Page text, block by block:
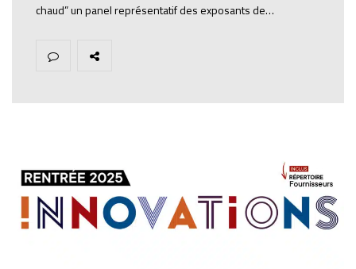
chaud” un panel représentatif des exposants de…